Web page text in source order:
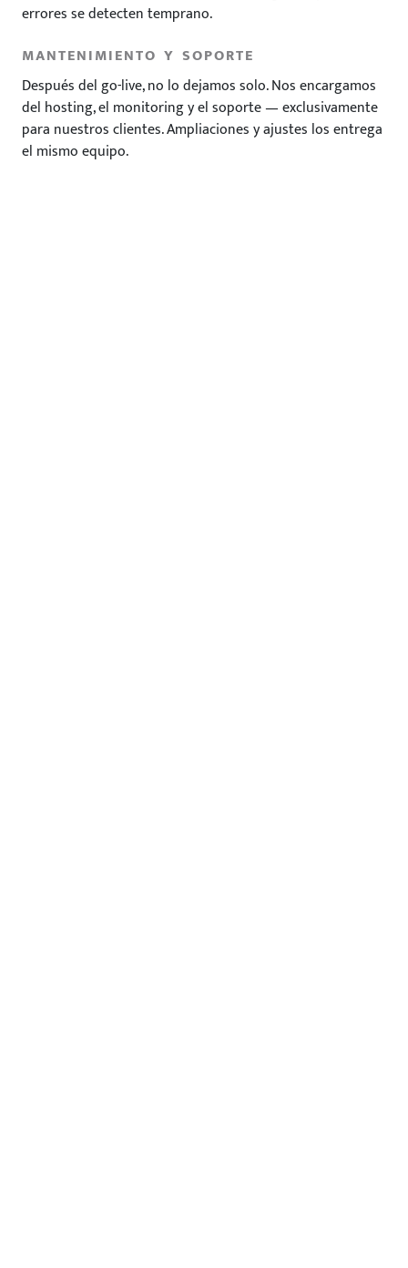
errores se detecten temprano.
MANTENIMIENTO Y SOPORTE
Después del go-live, no lo dejamos solo. Nos encargamos
del hosting, el monitoring y el soporte — exclusivamente
para nuestros clientes. Ampliaciones y ajustes los entrega
el mismo equipo.